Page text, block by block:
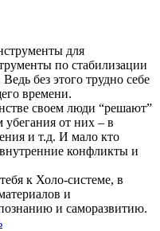
для
по стабилизации
без этого трудно себе
времени.
своем люди “решают”
от них – в
и т.д. И мало кто
конфликты и
к Холо-системе, в
и
и саморазвитию.